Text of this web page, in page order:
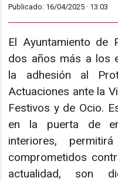
Publicado: 16/04/2025 · 13:03
El Ayuntamiento de
dos años más a los
la adhesión al
Actuaciones ante la
Festivos y de Ocio.
en la puerta de
interiores,
comprometidos
actualidad, son